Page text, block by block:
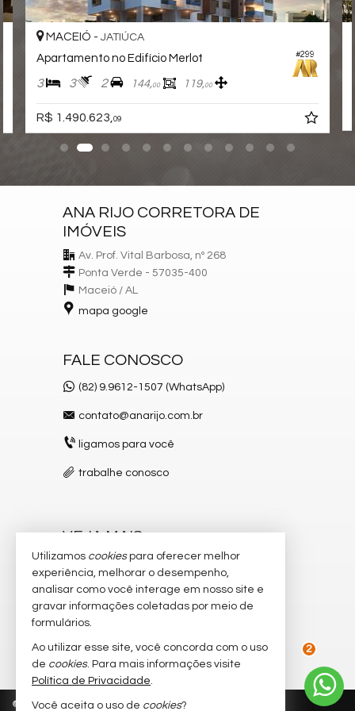
#299
MACEIÓ -JATIÚCA
Apartamento no Edifício Merlot
3 3 2 144,00 119,00
R$ 1.490.623,09
ANA RIJO CORRETORA DE
IMÓVEIS
Av. Prof. Vital Barbosa, nº 268
Ponta Verde - 57035-400
Maceió / AL
mapa google
FALE CONOSCO
(82) 9.9612-1507 (WhatsApp)
contato@anarijo.com.br
ligamos para você
trabalhe conosco
VEJA MAIS
receba nosso newsletter
cadastre seu imóvel
imóveis favoritos
mapa de imóveis
© 2026 CRECI/AL 2.957-F Política de Privacidade
2
Utilizamos cookiespara oferecer melhor
experiência, melhorar o desempenho,
analisar como você interage em nosso site e
gravar informações coletadas por meio de
formulários.
Ao utilizar esse site, você concorda com o uso
de cookies. Para mais informações visite
Política de Privacidade.
Você aceita o uso de cookies?